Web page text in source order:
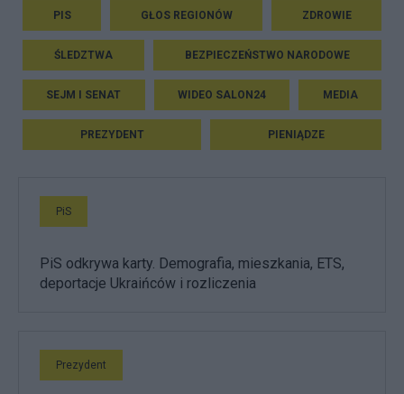
PIS GŁOS REGIONÓW ZDROWIE
ŚLEDZTWA BEZPIECZEŃSTWO NARODOWE
SEJM I SENAT WIDEO SALON24 MEDIA
PREZYDENT PIENIĄDZE
PiS
PiS odkrywa karty. Demografia, mieszkania, ETS,
deportacje Ukraińców i rozliczenia
Prezydent